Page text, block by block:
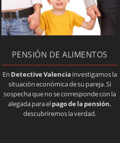
PENSIÓN DE ALIMENTOS
En Detective Valencia investigamos la
situación económica de su pareja. Si
sospecha que no se corresponde con la
alegada para elpago de la pensión,
descubriremos la verdad.